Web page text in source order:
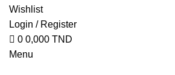
Wishlist
Login / Register
0 0,000 TND
Menu